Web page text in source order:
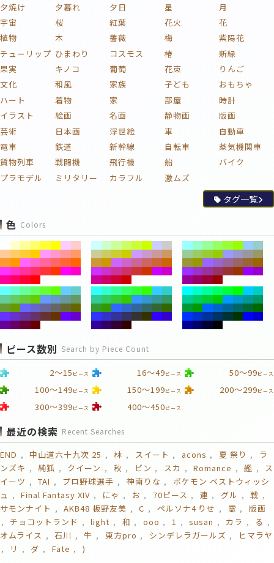
夕焼け
夕暮れ 夕日 星
月
宇宙
桜 紅葉 花火
花
植物
木 薔薇 梅
紫陽花
チューリップ ひまわり コスモス 椿
新緑
果実
キノコ 葡萄 花束
りんご
文化
和風 家族 子ども
おもちゃ
ハート
着物 家 部屋
時計
イラスト
絵画 名画 静物画
版画
芸術
日本画 浮世絵 車
自動車
電車
鉄道 新幹線 自転車
蒸気機関車
貨物列車
戦闘機 飛行機 船
バイク
プラモデル
ミリタリー カラフル 激ムズ
タグ一覧
色 Colors
ピース数別 Search by Piece Count
2～15 ピース 16～49ピース 50～99ピース
100～149ピース 150～199ピース 200～299ピース
300～399ピース 400～450ピース
最近の検索 Recent Searches
END 中山道六十九次 25 林 スイート acons 夏 祭り
ラ
ンズキ
純狐 クイーン 秋 ビン スカ Romance 艦
ス
イーツ
TAI プロ野球選手 神南りな
ポケモン ベストウィッシ
ュ
Final Fantasy XIV にゃ お 70ピース 連 グル
戦
サモンナイト
AKB48 板野友美 C ペルソナ4 りせ 霊
版画
チョコットランド
light 和 ooo 1 susan カラ
る
オムライス
石川 牛 東方pro シンデレラガールズ
ヒマラヤ
リ
ダ Fate )